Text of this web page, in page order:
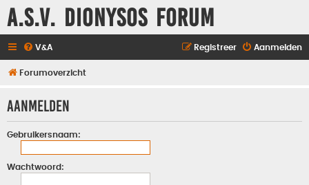
A.S.V. Dionysos Forum
V&A Aanmelden
Registreer
Forumoverzicht
Aanmelden
Gebruikersnaam:
Wachtwoord: